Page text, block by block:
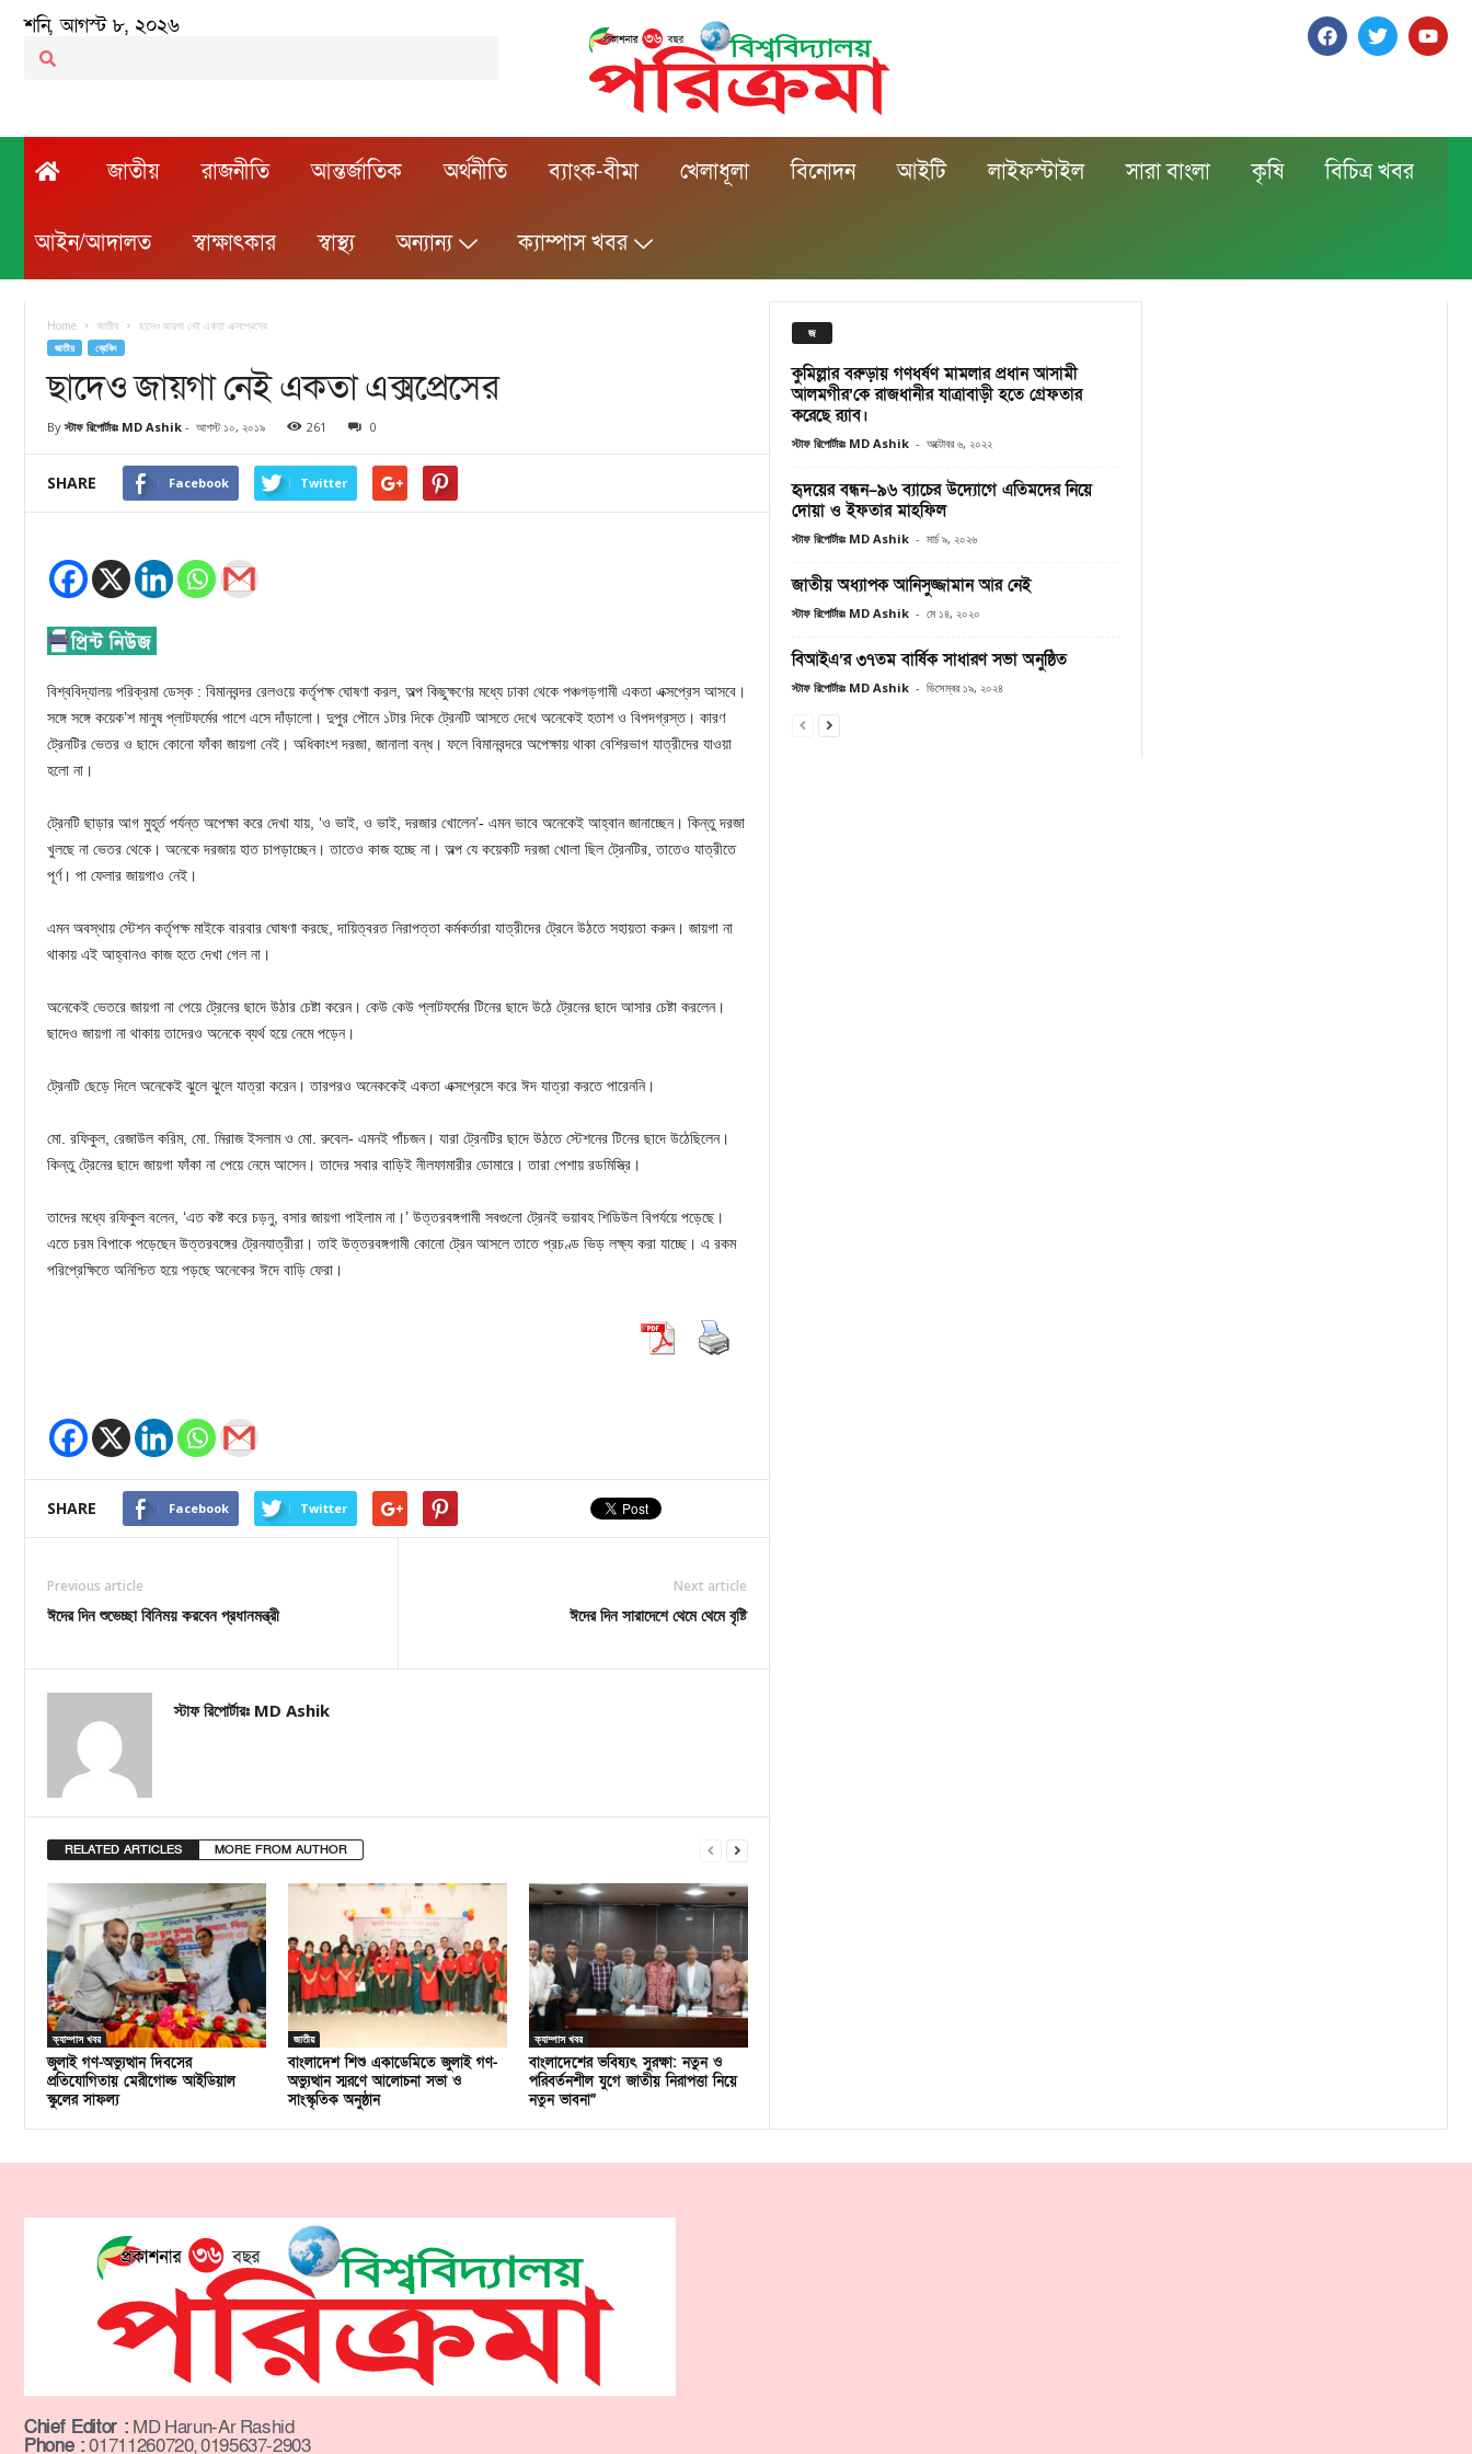
শনি, আগস্ট ৮, ২০২৬
জাতীয় রাজনীতি আন্তর্জাতিক অর্থনীতি ব্যাংক-বীমা খেলাধূলা বিনোদন আইটি লাইফস্টাইল সারা বাংলা কৃষি বিচিত্র খবর
আইন/আদালত স্বাক্ষাৎকার স্বাস্থ্য অন্যান্য ক্যাম্পাস খবর
Home জাতীয় ছাদেও জায়গা নেই একতা এক্সপ্রেসের
জাতীয় ব্রেকিং
ছাদেও জায়গা নেই একতা এক্সপ্রেসের
By স্টাফ রিপোর্টারঃ MD Ashik - আগস্ট ১০, ২০১৯ 261 0
SHARE Facebook Twitter
বিশ্ববিদ্যালয় পরিক্রমা ডেস্ক : বিমানবন্দর রেলওয়ে কর্তৃপক্ষ ঘোষণা করল, অল্প কিছুক্ষণের মধ্যে ঢাকা থেকে পঞ্চগড়গামী একতা এক্সপ্রেস আসবে।
সঙ্গে সঙ্গে কয়েক’শ মানুষ প্লাটফর্মের পাশে এসে দাঁড়ালো। দুপুর পৌনে ১টার দিকে ট্রেনটি আসতে দেখে অনেকেই হতাশ ও বিপদগ্রস্ত। কারণ
ট্রেনটির ভেতর ও ছাদে কোনো ফাঁকা জায়গা নেই। অধিকাংশ দরজা, জানালা বন্ধ। ফলে বিমানবন্দরে অপেক্ষায় থাকা বেশিরভাগ যাত্রীদের যাওয়া
হলো না।
ট্রেনটি ছাড়ার আগ মুহূর্ত পর্যন্ত অপেক্ষা করে দেখা যায়, ‘ও ভাই, ও ভাই, দরজার খোলেন’- এমন ভাবে অনেকেই আহ্বান জানাচ্ছেন। কিন্তু দরজা
খুলছে না ভেতর থেকে। অনেকে দরজায় হাত চাপড়াচ্ছেন। তাতেও কাজ হচ্ছে না। অল্প যে কয়েকটি দরজা খোলা ছিল ট্রেনটির, তাতেও যাত্রীতে
পূর্ণ। পা ফেলার জায়গাও নেই।
এমন অবস্থায় স্টেশন কর্তৃপক্ষ মাইকে বারবার ঘোষণা করছে, দায়িত্বরত নিরাপত্তা কর্মকর্তারা যাত্রীদের ট্রেনে উঠতে সহায়তা করুন। জায়গা না
থাকায় এই আহ্বানও কাজ হতে দেখা গেল না।
অনেকেই ভেতরে জায়গা না পেয়ে ট্রেনের ছাদে উঠার চেষ্টা করেন। কেউ কেউ প্লাটফর্মের টিনের ছাদে উঠে ট্রেনের ছাদে আসার চেষ্টা করলেন।
ছাদেও জায়গা না থাকায় তাদেরও অনেকে ব্যর্থ হয়ে নেমে পড়েন।
ট্রেনটি ছেড়ে দিলে অনেকেই ঝুলে ঝুলে যাত্রা করেন। তারপরও অনেককেই একতা এক্সপ্রেসে করে ঈদ যাত্রা করতে পারেননি।
মো. রফিকুল, রেজাউল করিম, মো. মিরাজ ইসলাম ও মো. রুবেল- এমনই পাঁচজন। যারা ট্রেনটির ছাদে উঠতে স্টেশনের টিনের ছাদে উঠেছিলেন।
কিন্তু ট্রেনের ছাদে জায়গা ফাঁকা না পেয়ে নেমে আসেন। তাদের সবার বাড়িই নীলফামারীর ডোমারে। তারা পেশায় রডমিস্ত্রি।
তাদের মধ্যে রফিকুল বলেন, ‘এত কষ্ট করে চড়নু, বসার জায়গা পাইলাম না।’ উত্তরবঙ্গগামী সবগুলো ট্রেনই ভয়াবহ শিডিউল বিপর্যয়ে পড়েছে।
এতে চরম বিপাকে পড়েছেন উত্তরবঙ্গের ট্রেনযাত্রীরা। তাই উত্তরবঙ্গগামী কোনো ট্রেন আসলে তাতে প্রচণ্ড ভিড় লক্ষ্য করা যাচ্ছে। এ রকম
পরিপ্রেক্ষিতে অনিশ্চিত হয়ে পড়ছে অনেকের ঈদে বাড়ি ফেরা।
SHARE Facebook Twitter
Previous article
ঈদের দিন শুভেচ্ছা বিনিময় করবেন প্রধানমন্ত্রী
Next article
ঈদের দিন সারাদেশে থেমে থেমে বৃষ্টি
স্টাফ রিপোর্টারঃ MD Ashik
RELATED ARTICLES MORE FROM AUTHOR
ক্যাম্পাস খবর
জুলাই গণ-অভ্যুত্থান দিবসের
প্রতিযোগিতায় মেরীগোল্ড আইডিয়াল
স্কুলের সাফল্য
জাতীয়
বাংলাদেশ শিশু একাডেমিতে জুলাই গণ-
অভ্যুত্থান স্মরণে আলোচনা সভা ও
সাংস্কৃতিক অনুষ্ঠান
ক্যাম্পাস খবর
বাংলাদেশের ভবিষ্যৎ সুরক্ষা: নতুন ও
পরিবর্তনশীল যুগে জাতীয় নিরাপত্তা নিয়ে
নতুন ভাবনা”
জ
কুমিল্লার বরুড়ায় গণধর্ষণ মামলার প্রধান আসামী
আলমগীর’কে রাজধানীর যাত্রাবাড়ী হতে গ্রেফতার
করেছে র‌্যাব।
স্টাফ রিপোর্টারঃ MD Ashik - অক্টোবর ৬, ২০২২
হৃদয়ের বন্ধন–৯৬ ব্যাচের উদ্যোগে এতিমদের নিয়ে
দোয়া ও ইফতার মাহফিল
স্টাফ রিপোর্টারঃ MD Ashik - মার্চ ৯, ২০২৬
জাতীয় অধ্যাপক আনিসুজ্জামান আর নেই
স্টাফ রিপোর্টারঃ MD Ashik - মে ১৪, ২০২০
বিআইএ’র ৩৭তম বার্ষিক সাধারণ সভা অনুষ্ঠিত
স্টাফ রিপোর্টারঃ MD Ashik - ডিসেম্বর ১৯, ২০২৪
Chief Editor : MD Harun-Ar Rashid
Phone :01711260720, 0195637-2903